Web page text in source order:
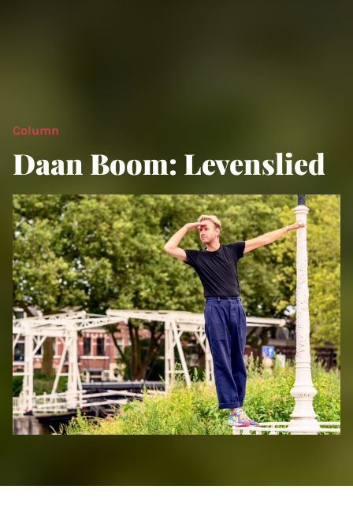
Column
Daan Boom: Levenslied